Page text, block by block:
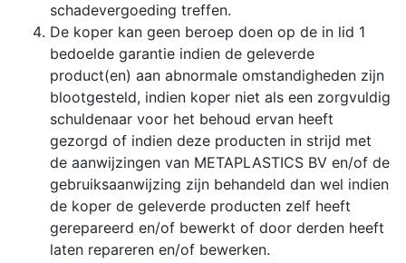
schadevergoeding treffen.
De koper kan geen beroep doen op de in lid 1
bedoelde garantie indien de geleverde
product(en) aan abnormale omstandigheden zijn
blootgesteld, indien koper niet als een zorgvuldig
schuldenaar voor het behoud ervan heeft
gezorgd of indien deze producten in strijd met
de aanwijzingen van METAPLASTICS BV en/of de
gebruiksaanwijzing zijn behandeld dan wel indien
de koper de geleverde producten zelf heeft
gerepareerd en/of bewerkt of door derden heeft
laten repareren en/of bewerken.